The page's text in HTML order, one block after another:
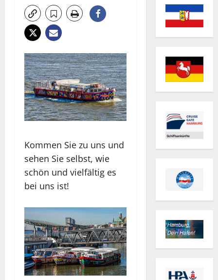
Kommen Sie zu uns und
sehen Sie selbst, wie
schön und vielfältig es
bei uns ist!